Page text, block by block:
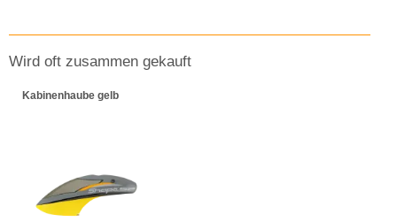
Wird oft zusammen gekauft
Kabinenhaube gelb